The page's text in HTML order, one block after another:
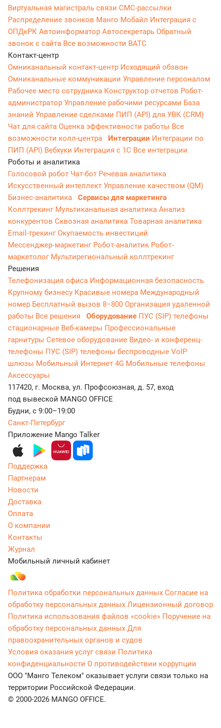
Виртуальная магистраль связи СМС-рассылки
Распределение звонков Манго Мобайл Интеграция с
ОПДкРК Автоинформатор Автосекретарь Обратный
звонок с сайта Все возможности ВАТС
Контакт-центр
Омниканальный контакт-центр Исходящий обзвон
Омниканальные коммуникации Управление персоналом
Рабочее место сотрудника Конструктор отчетов Робот-
администратор Управление рабочими ресурсами База
знаний Управление сделками ПИП (API) для УВК (CRM)
Чат для сайта Оценка эффективности работы Все
возможности колл-центра
Интеграции Интеграции по
ПИП (API) Вебхуки Интеграция с 1С Все интеграции
Роботы и аналитика
Голосовой робот Чат-бот Речевая аналитика
Искусственный интеллект Управление качеством (QM)
Бизнес-аналитика
Сервисы для маркетинга
Коллтрекинг Мультиканальная аналитика Анализ
конкурентов Сквозная аналитика Товарная аналитика
Email-трекингОкупаемость инвестиций
Мессенджер‑маркетинг Робот-аналитик Робот-
маркетолог Мультирегиональный коллтрекинг
Решения
Телефонизация офиса Информационная безопасность
Крупному бизнесу Красивые номера Международный
номер Бесплатный вызов 8−800 Организация удаленной
работы Все решения Оборудование ПУС (SIP) телефоны
стационарные Веб-камеры Профессиональные
гарнитуры Сетевое оборудование Видео- и конференц-
телефоны ПУС (SIP) телефоны беспроводные VoIP
шлюзы Мобильный Интернет 4G Мобильные телефоны
Аксессуары
117420, г. Москва, ул. Профсоюзная, д. 57, вход
под вывеской MANGO OFFICE
Будни, с 9:00–19:00
Санкт-Петербург
Приложение Mango Talker
Поддержка
Партнерам
Новости
Доставка
Оплата
О компании
Контакты
Журнал
Мобильный личный кабинет
Политика обработки персональных данных Согласие на
обработку персональных данных Лицензионный договор
Политика использования файлов «cookie» Поручение на
обработку персональных данных Для
правоохранительных органов и судов
Условия оказания услуг связи Политика
конфиденциальности О противодействии коррупции
ООО "Манго Телеком" оказывает услуги связи только на
территории Российской Федерации.
© 2000-2026 MANGO OFFICE.